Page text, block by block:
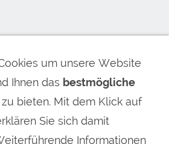
um unsere Website
Ihnen das bestmögliche
zu bieten. Mit dem Klick auf
Sie sich damit
Informationen